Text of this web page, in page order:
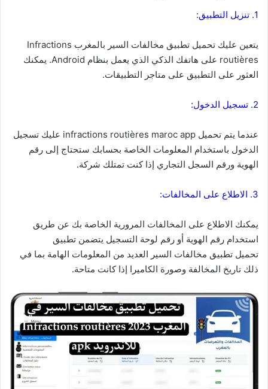
1. تنزيل التطبيق:
يتعين عليك تحميل تطبيق مخالفات السير بالمغرب Infractions
routières على هاتفك الذكي الذي يعمل بنظام Android. يمكنك
العثور على التطبيق على متاجر التطبيقات.
2. تسجيل الدخول:
عندما يتم تحميل infractions routières maroc app عليك تسجيل
الدخول باستخدام المعلومات الخاصة بحسابك ستحتاج إلى رقم
الهوية ورقم السجل التجاري إذا كنت تمتلك شركة.
3. الاطلاع على المخالفات:
يمكنك الاطلاع على المخالفات المرورية الخاصة بك عن طريق
استخدام رقم الهوية أو رقم لوحة التسجيل يتضمن تطبيق
تحميل تطبيق مخالفات السير العديد من المعلومات الهامة بما في
ذلك تاريخ المخالفة وصورة الكاميرا إذا كانت متاحة.